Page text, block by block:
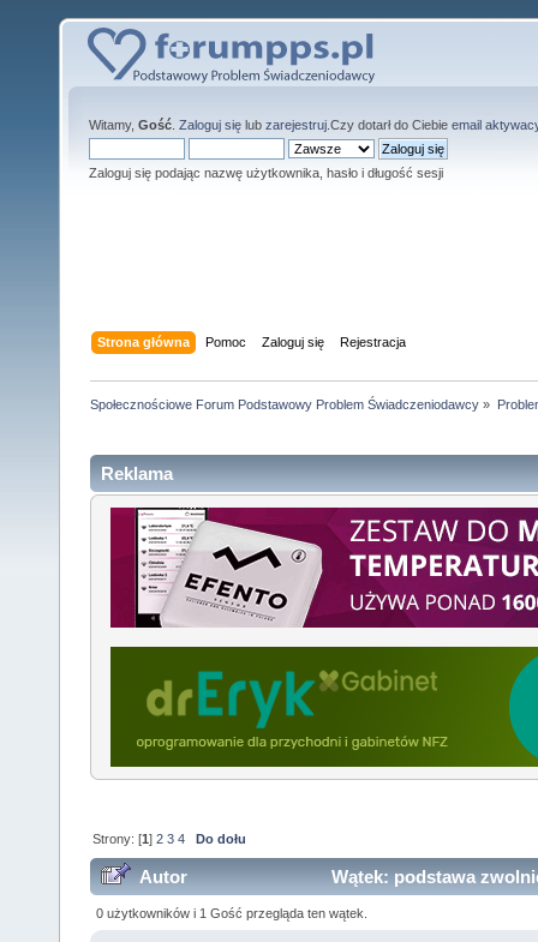
Witamy, Gość Zaloguj się lub zarejestruj .Czy dotarł do Ciebie email
Zaloguj się podając nazwę użytkownika, hasło i długość sesji
Strona główna Pomoc Zaloguj się Rejestracja
Społecznościowe Forum Podstawowy Problem Świadczeniodawcy »
Reklama
Strony: [1]2 3 4 Do dołu
Autor
Wątek: podstawa
refundacyjnym (Przeczytany 151316 razy)
0 użytkowników i 1 Gość przegląda ten wątek.